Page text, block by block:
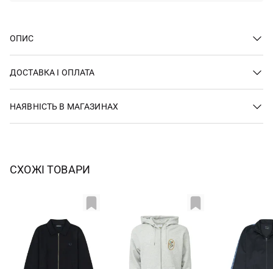
ОПИС
ДОСТАВКА І ОПЛАТА
НАЯВНІСТЬ В МАГАЗИНАХ
СХОЖІ ТОВАРИ